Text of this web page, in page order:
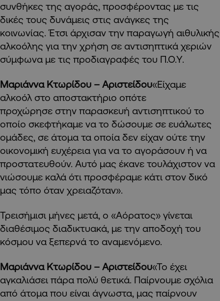
συνθήκες της αγοράς, προσφέροντας με τις
δικές τους δυνάμεις στις ανάγκες της
κοινωνίας. Έτσι άρχισαν την παραγωγή αιθυλικής
αλκοόλης για την χρήση σε αντισηπτικά χεριών
σύμφωνα με τις προδιαγραφές του Π.Ο.Υ.
Μαριάννα Κτωρίδου – Αριστείδου«Είχαμε
αλκοόλ στο αποστακτήριο οπότε
προχώρησε στην παρασκευή αντισηπτικού το
οποίο σκεφτήκαμε να το δώσουμε σε ευάλωτες
ομάδες, σε άτομα τα οποία δεν είχαν ούτε την
οικονομική ευχέρεια για να το αγοράσουν ή να
προστατευθούν. Αυτό μας έκανε τουλάχιστον να
νιώσουμε καλά ότι προσφέραμε κάτι στον δικό
μας τόπο όταν χρειαζόταν».
Τρεισήμισι μήνες μετά, ο «Αόρατος» γίνεται
διαθέσιμος διαδικτυακά, με την αποδοχή του
κόσμου να ξεπερνά το αναμενόμενο.
Μαριάννα Κτωρίδου – Αριστείδου«Το έχει
αγκαλιάσει πάρα πολύ θετικά. Παίρνουμε σχόλια
από άτομα που είναι άγνωστα, μας παίρνουν